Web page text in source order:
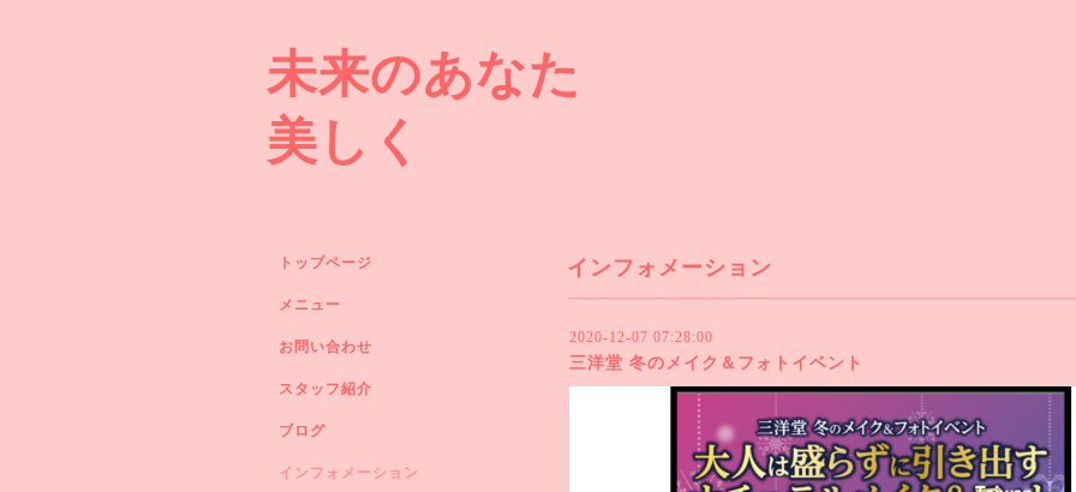
未来のあなた
美しく
インフォメーション
2020-12-07 07:28:00
三洋堂 冬のメイク＆フォトイベント
トップページ
メニュー
お問い合わせ
スタッフ紹介
ブログ
インフォメーション